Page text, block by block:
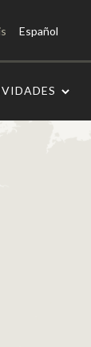
Español